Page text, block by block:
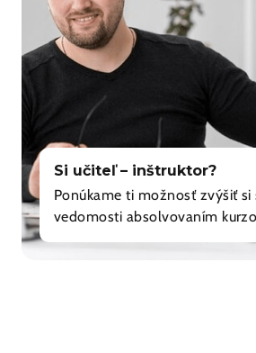
Si učiteľ – inštruktor?
Ponúkame ti možnosť zvýšiť si
vedomosti absolvovaním